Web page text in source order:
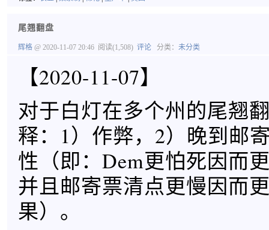
尾翘翻盘
辉格 @ 2020-11-07 20:46 阅读(1,508) 评论 分类： 未分类
【2020-11-07】
对于白灯在多个州的尾翘
释：1）作弊，2）晚到邮
性（即：Dem更怕死因而
并且邮寄票清点更慢因而
果）。